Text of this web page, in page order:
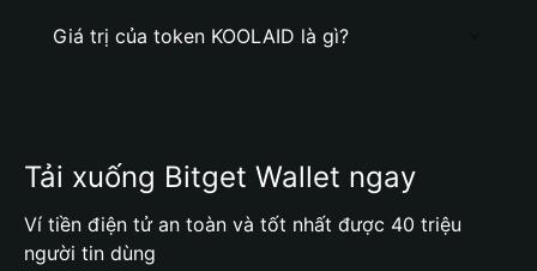
Giá trị của token KOOLAID là gì?
Tải xuống Bitget Wallet ngay
Ví tiền điện tử an toàn và tốt nhất được 40 triệu
người tin dùng